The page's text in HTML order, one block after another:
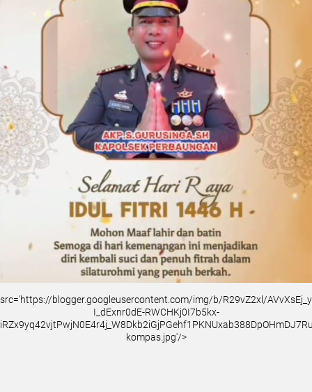
src='https://blogger.googleusercontent.com/img/b/R29vZ2xl/
I_dExnr0dE-RWCHKj0I7b5kx-
kompas.jpg'/>